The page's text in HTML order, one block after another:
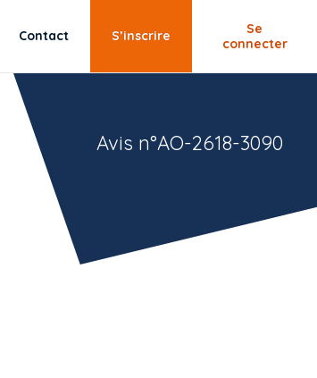
Contact S’inscrire
Se
connecter
Avis n°AO-2618-3090